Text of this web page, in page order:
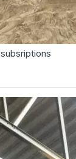
subsriptions